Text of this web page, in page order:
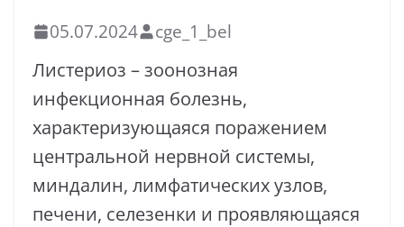
05.07.2024
cge_1_bel
Листериоз – зоонозная
инфекционная болезнь,
характеризующаяся поражением
центральной нервной системы,
миндалин, лимфатических узлов,
печени, селезенки и проявляющаяся